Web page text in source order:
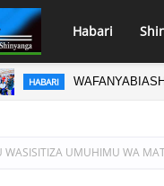
Habari
HABARI
HABARI ZAIDI YA
WASISITIZA UMUHIMU WA